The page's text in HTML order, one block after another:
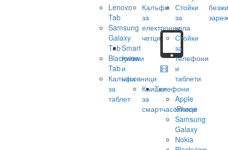
Lenovo
Tab
Samsung
Galaxy
Tab
Blackview
Tab
Калъфи
за
таблет
Калъфи
за
електронни
четци
Smart
гривни
и
часовници
Каишки
за
смартчасовници
Стойки
за
кола
Стойки
за
телефони
и
таблети
Телефони
Apple
iPhone
Samsung
Galaxy
Nokia